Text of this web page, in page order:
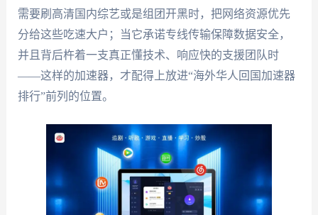
需要刷高清国内综艺或是组团开黑时，把网络资源优先
分给这些吃速大户；当它承诺专线传输保障数据安全，
并且背后杵着一支真正懂技术、响应快的支援团队时
——这样的加速器，才配得上放进“海外华人回国加速器
排行”前列的位置。